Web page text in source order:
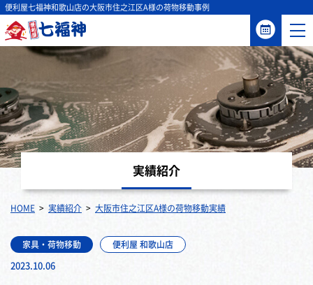
便利屋七福神和歌山店の大阪市住之江区A様の荷物移動事例
実績紹介
HOME 実績紹介 大阪市住之江区A様の荷物移動実績
家具・荷物移動 便利屋 和歌山店
2023.10.06